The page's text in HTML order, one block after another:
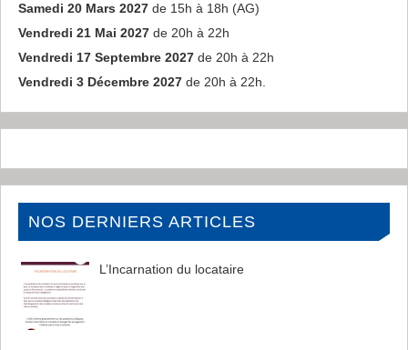
Samedi 20 Mars 2027de 15h à 18h (AG)
Vendredi 21 Mai 2027de 20h à 22h
Vendredi 17 Septembre 2027de 20h à 22h
Vendredi 3 Décembre 2027de 20h à 22h.
NOS DERNIERS ARTICLES
L’Incarnation du locataire